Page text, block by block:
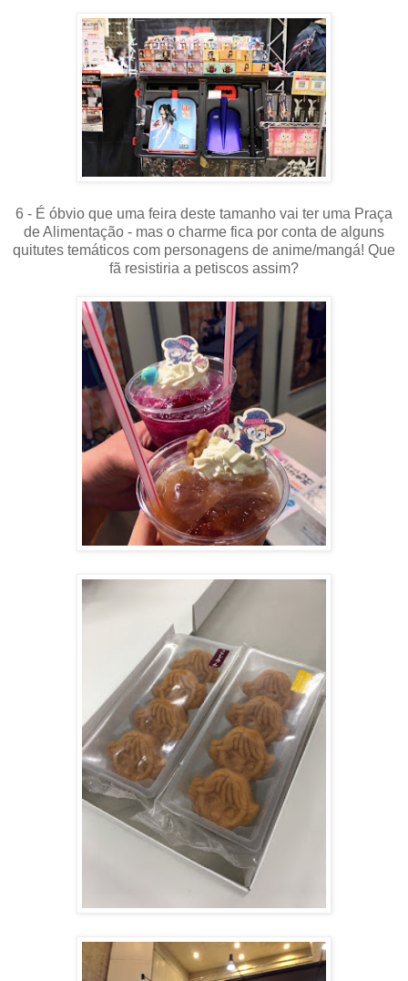
6 - É óbvio que uma feira deste tamanho vai ter uma Praça
de Alimentação - mas o charme fica por conta de alguns
quitutes temáticos com personagens de anime/mangá! Que
fã resistiria a petiscos assim?